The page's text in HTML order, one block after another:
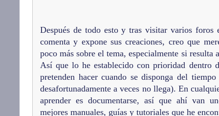
Después de todo esto y tras visitar varios foros
comenta y expone sus creaciones, creo que
poco más sobre el tema, especialmente si resulta
Así que lo he establecido con prioridad dentro
pretenden hacer cuando se disponga del
desafortunadamente a veces no llega). En
aprender es documentarse, así que ahí van
mejores manuales, guías y tutoriales que he